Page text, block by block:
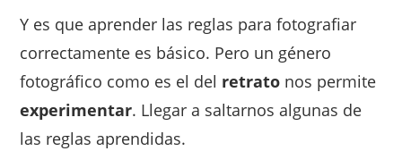
Y es que aprender las reglas para fotografiar
correctamente es básico. Pero un género
fotográfico como es el del retrato nos permite
experimentar. Llegar a saltarnos algunas de
las reglas aprendidas.